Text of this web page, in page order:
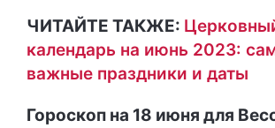
ЧИТАЙТЕ ТАКЖЕ:
календарь на июнь 2023:
важные праздники и даты
Гороскоп на 18 июня для